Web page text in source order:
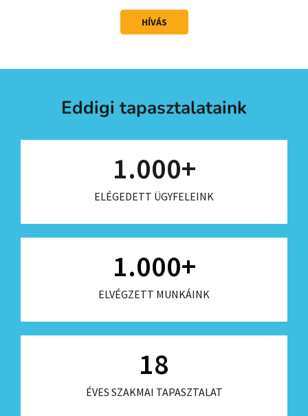
HÍVÁS
Eddigi tapasztalataink
ELÉGEDETT ÜGYFELEINK
1.000+
ELVÉGZETT MUNKÁINK
1.000+
ÉVES SZAKMAI TAPASZTALAT
18